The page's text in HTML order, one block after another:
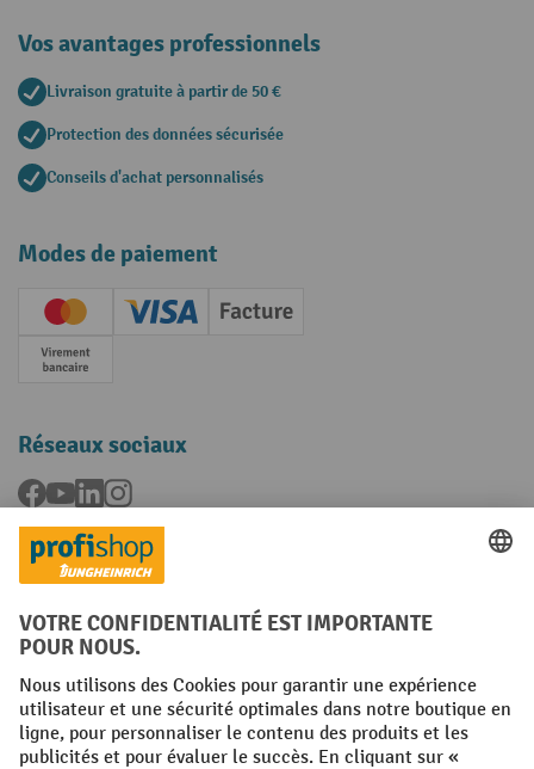
Vos avantages professionnels
Livraison gratuite à partir de 50 €
Protection des données sécurisée
Conseils d'achat personnalisés
Modes de paiement
Creditcard (Master)Creditcard (Visa)
Facture
Paiement anticipé
Réseaux sociaux
Facebook
YouTubeLinkedInInstagram
Langues
FR NL
Conditions générales Mentions légales